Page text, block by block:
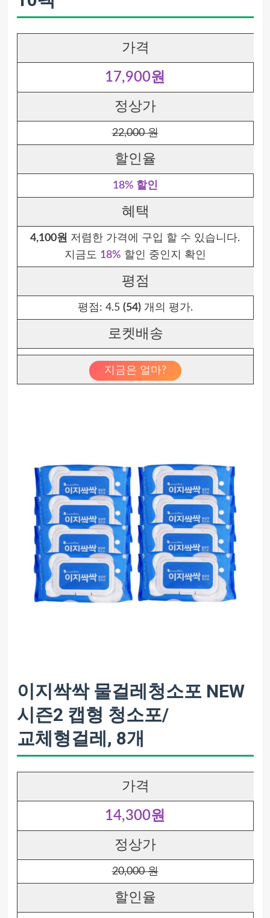
가격
17,900원
정상가
22,000 원
할인율
18% 할인
혜택
4,100원 저렴한 가격에 구입 할 수 있습니다.
지금도 18% 할인 중인지 확인
평점
평점: 4.5 (54)개의 평가.
로켓배송
지금은 얼마?
이지싹싹 물걸레청소포 NEW
시즌2 캡형 청소포/
교체형걸레, 8개
가격
14,300원
정상가
20,000 원
할인율